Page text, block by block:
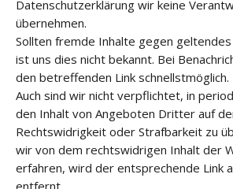
Datenschutzerklärung wir keine
übernehmen.
Sollten fremde Inhalte gegen
ist uns dies nicht bekannt. Bei
den betreffenden Link schnellstmöglich.
Auch sind wir nicht verpflichtet, in
den Inhalt von Angeboten Dritter auf
Rechtswidrigkeit oder Strafbarkeit zu
wir von dem rechtswidrigen Inhalt der
erfahren, wird der entsprechende Link
entfernt.